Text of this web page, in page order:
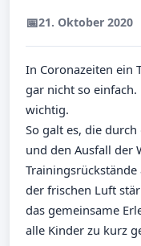
📅21. Oktober 2020
In Coronazeiten ein
gar nicht so
wichtig.
So galt es, die
und den Ausfall der
der frischen Luft
das gemeinsame
alle Kinder zu kurz